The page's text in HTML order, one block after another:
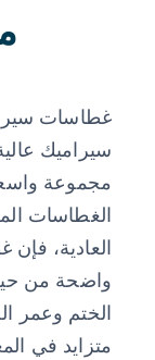
غطاسات
سيراميك
مجموعة
الغطاسات
العادية، فإن
واضحة من
الختم وعمر
متزايد في